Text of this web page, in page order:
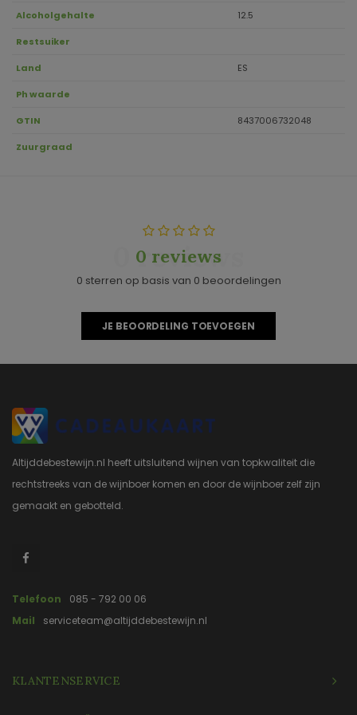
Alcoholgehalte 12.5
Restsuiker
Land ES
Ph waarde
GTIN 8437006732048
Zuurgraad
0 reviews
0 reviews
0 sterren op basis van 0 beoordelingen
JE BEOORDELING TOEVOEGEN
Altijddebestewijn.nl heeft uitsluitend wijnen van topkwaliteit die
rechtstreeks van de wijnboer komen en door de wijnboer zelf zijn
gemaakt en gebotteld.
Telefoon
085 - 792 00 06
Mail
serviceteam@altijddebestewijn.nl
KLANTENSERVICE